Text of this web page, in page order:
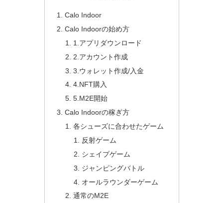
Calo Indoor
Calo Indoorの始め方
1.アプリダウンロード
2.アカウント作成
3.ウォレット作成/入金
4.NFT購入
5.M2E開始
Calo Indoorの稼ぎ方
各シューズに合わせたゲーム
反射ゲーム
シェイプゲーム
ジャンピングバトル
オールラウンダーゲーム
通常のM2E